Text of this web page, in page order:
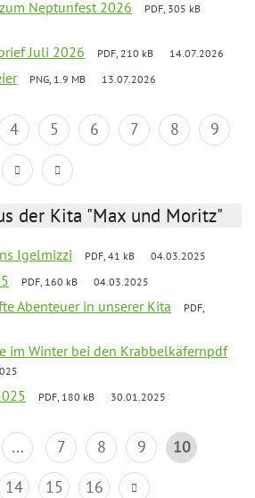
Neptunfest 2026
PDF, 305 kB
Juli 2026 PDF, 210 kB 14.07.2026
PNG, 1.9 MB 13.07.2026
4 5 6 7 8
9
der Kita "Max und Moritz"
Igelmizzi PDF, 41 kB 04.03.2025
PDF, 160 kB 04.03.2025
Abenteuer in unserer Kita
PDF,
im Winter bei den Krabbelkäfernpdf
PDF, 180 kB 30.01.2025
... 7 8 9
10
14 15 16